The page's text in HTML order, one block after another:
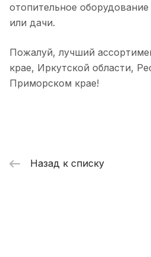
отопительное
или дачи.
Пожалуй, лучший
крае, Иркутской области,
Приморском крае!
Назад к списку